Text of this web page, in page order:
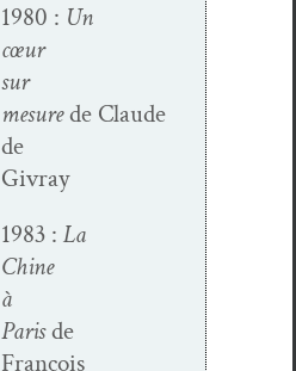
1980 : Un
cœur
sur
mesurede Claude
de
Givray
1983 : La
Chine
à
Parisde
François